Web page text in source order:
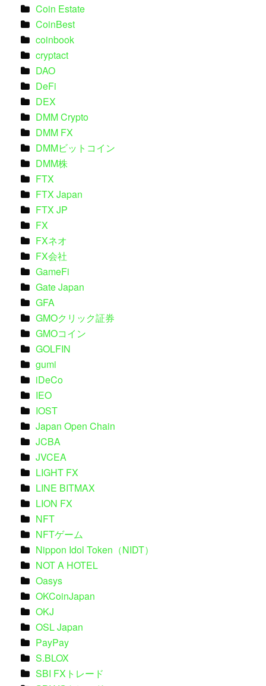
Coin Estate
CoinBest
coinbook
cryptact
DAO
DeFi
DEX
DMM Crypto
DMM FX
DMMビットコイン
DMM株
FTX
FTX Japan
FTX JP
FX
FXネオ
FX会社
GameFi
Gate Japan
GFA
GMOクリック証券
GMOコイン
GOLFIN
gumi
iDeCo
IEO
IOST
Japan Open Chain
JCBA
JVCEA
LIGHT FX
LINE BITMAX
LION FX
NFT
NFTゲーム
Nippon Idol Token（NIDT）
NOT A HOTEL
Oasys
OKCoinJapan
OKJ
OSL Japan
PayPay
S.BLOX
SBI FXトレード